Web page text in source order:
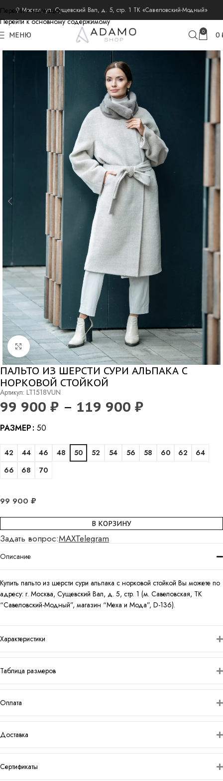
Перейти к навигации
Перейти к основному содержимому
⚲ Москва, ул. Сущевский Вал, д. 5, стр. 1 ТК «Савеловский-Модный»
МЕНЮ 0 0
главная пальто из шерсти альпака пальто альпака зимние
Нажмите, чтобы увеличить
ПАЛЬТО ИЗ ШЕРСТИ СУРИ АЛЬПАКА С
НОРКОВОЙ СТОЙКОЙ
Артикул: LT1518VUN
99 900 ₽ – 119 900 ₽
РАЗМЕР 50
42 44 46 48 50 52 54 56 58 60 62
64
66
68 70
99 900 ₽
В КОРЗИНУ
Alternative:
Задать вопрос:MAXTelegram
Описание
Купить пальто из шерсти сури альпака с норковой стойкой Вы можете по
адресу: г. Москва, Сущевский Вал, д. 5, стр. 1 (м. Савеловская, ТК
“Савеловский-Модный”, магазин “Меха и Мода”, D-136).
Характеристики
Таблица размеров
Оплата
Доставка
Сертификаты